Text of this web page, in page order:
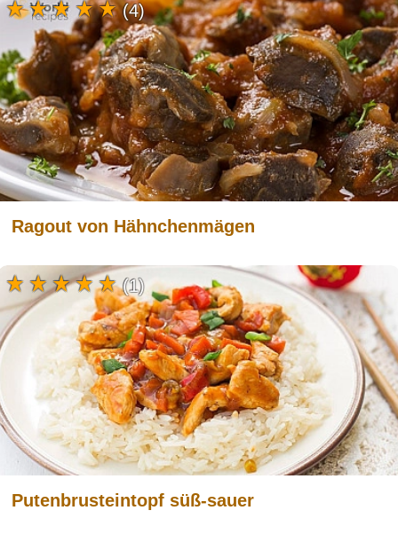
Ragout von Hähnchenmägen
(4)
Putenbrusteintopf süß-sauer
(1)